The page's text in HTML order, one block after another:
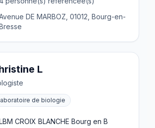
DE MARBOZ, 01012, Bourg-en-
L
de biologie
CROIX BLANCHE Bourg en B